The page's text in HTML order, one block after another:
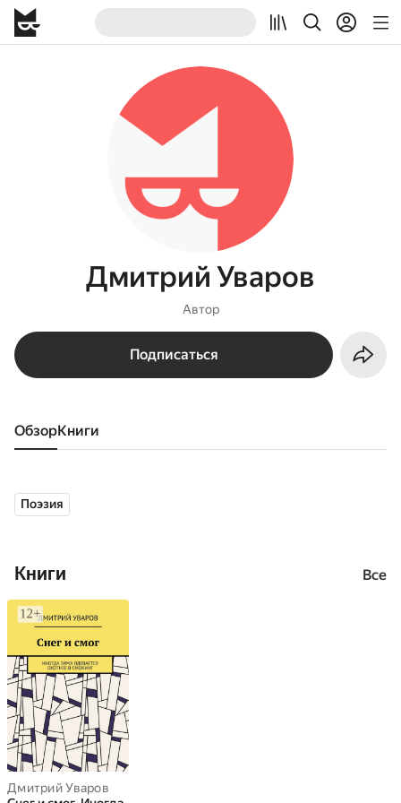
Дмитрий Уваров
Автор
Подписаться
Обзор книги
Поэзия
Книги Все
Дмитрий Уваров